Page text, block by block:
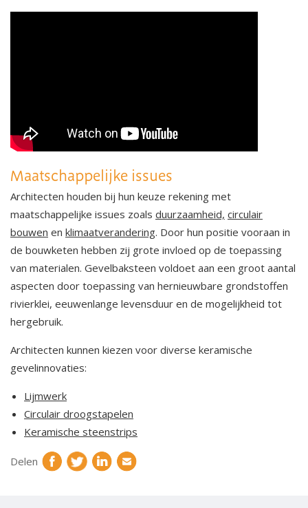
Maatschappelijke issues
Architecten houden bij hun keuze rekening met
maatschappelijke issues zoals duurzaamheid, circulair
bouwen en klimaatverandering. Door hun positie vooraan in
de bouwketen hebben zij grote invloed op de toepassing
van materialen. Gevelbaksteen voldoet aan een groot aantal
aspecten door toepassing van hernieuwbare grondstoffen
rivierklei, eeuwenlange levensduur en de mogelijkheid tot
hergebruik.
Architecten kunnen kiezen voor diverse keramische
gevelinnovaties:
Lijmwerk
Circulair droogstapelen
Keramische steenstrips
Delen